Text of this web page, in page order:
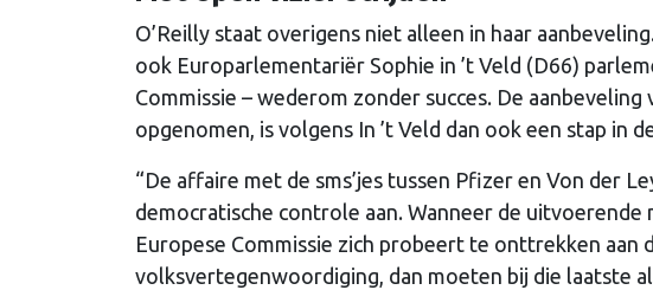
O’Reilly staat overigens niet alleen in haar
ook Europarlementariër Sophie in ’t Veld (D66)
Commissie – wederom zonder succes. De
opgenomen, is volgens In ’t Veld dan ook een stap in
“De affaire met de sms’jes tussen Pfizer en Von der
democratische controle aan. Wanneer de uitvoerende
Europese Commissie zich probeert te onttrekken aan
volksvertegenwoordiging, dan moeten bij die laatste